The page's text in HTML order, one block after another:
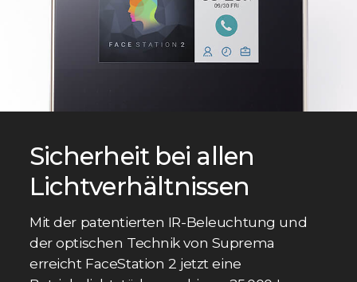
Sicherheit bei allen
Lichtverhältnissen
Mit der patentierten IR-Beleuchtung und
der optischen Technik von Suprema
erreicht FaceStation 2 jetzt eine